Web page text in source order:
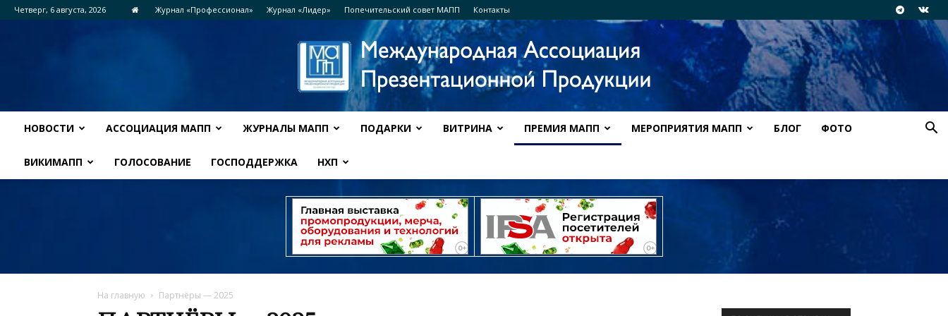
Четверг, 6 августа, 2026 Журнал «Профессионал» Журнал «Лидер» Попечительский совет МАПП Контакты
НОВОСТИ АССОЦИАЦИЯ МАПП ЖУРНАЛЫ МАПП ПОДАРКИ ВИТРИНА ПРЕМИЯ МАПП МЕРОПРИЯТИЯ МАПП БЛОГ ФОТО
ВИКИМАПП ГОЛОСОВАНИЕ ГОСПОДДЕРЖКА НХП
На главную Партнёры — 2025